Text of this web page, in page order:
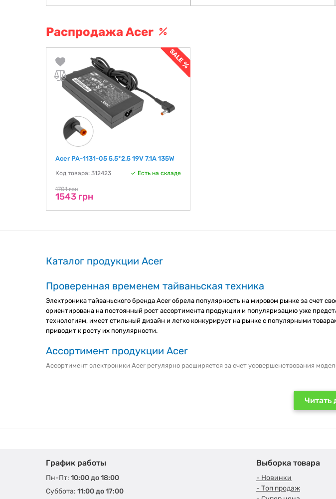
Распродажа Acer
Acer PA-1131-05 5.5*2.5 19V 7.1A 135W
Код товара: 312423 Есть на складе
1701 грн
1543 грн
Каталог продукции Acer
Проверенная временем тайваньская техника
Электроника тайваньского бренда Acer обрела популярность на мировом рынке за счет
ориентирована на постоянный рост ассортимента продукции и популяризацию уже
технологиям, имеет стильный дизайн и легко конкурирует на рынке с популярными
приводит к росту их популярности.
Ассортимент продукции Acer
Ассортимент электроники Acer регулярно расширяется за счет усовершенствования
модели для работы и учебы. Все они
запчасти и комплектующие для
системы охлаждения и вентиляторы;
док-станции, помогающие решить проблему нехватки портов у различных моделей
ПК и комплектующие. Персональные компьютеры марки способны работать в режиме
Читать
График работы
Пн-Пт: 10:00 до 18:00
Суббота: 11:00 до 17:00
Выборка товара
- Новинки
- Топ продаж